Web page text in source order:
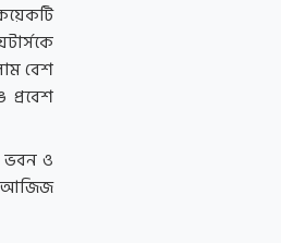
বেশ
ভবন ও
আজিজ